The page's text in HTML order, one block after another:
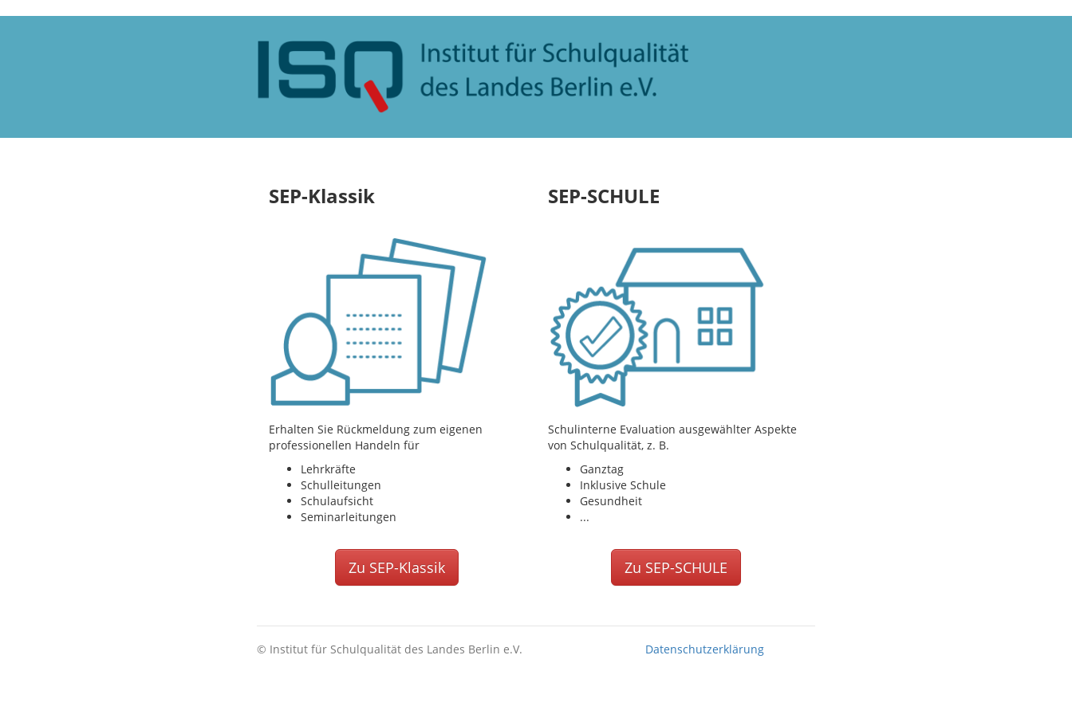
SEP-Klassik
Erhalten Sie Rückmeldung zum eigenen
professionellen Handeln für
Lehrkräfte
Schulleitungen
Schulaufsicht
Seminarleitungen
Zu SEP-Klassik
SEP-SCHULE
Schulinterne Evaluation ausgewählter Aspekte
von Schulqualität, z. B.
Ganztag
Inklusive Schule
Gesundheit
...
Zu SEP-SCHULE
© Institut für Schulqualität des Landes Berlin e.V. Datenschutzerklärung